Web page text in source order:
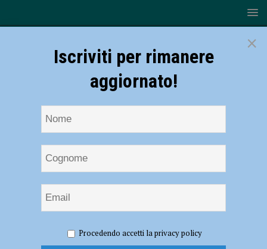
pubblico lunedì 3 giugno Seta comunica le modalità a Piacenza
×
Iscriviti per rimanere
aggiornato!
Procedendo accetti la privacy policy